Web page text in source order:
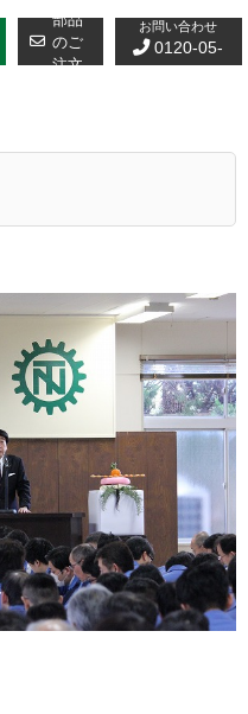
部品
のご
注文
お問い合わせ
0120-05-